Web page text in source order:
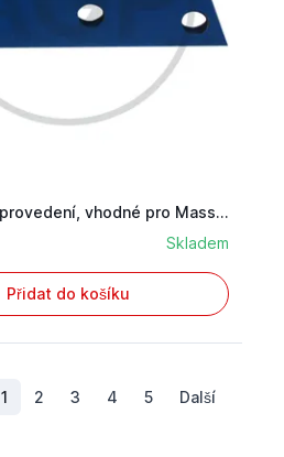
Dláto pravé provedení, vhodné pro Massey Ferguson
Skladem
Přidat do košíku
1 2 3 4 5 Další